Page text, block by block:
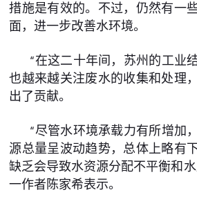
措施是有效的。不过，仍然有一
面，进一步改善水环境。
“在这二十年间，苏州的工业
也越来越关注废水的收集和处理
出了贡献。
“尽管水环境承载力有所增加
源总量呈波动趋势，总体上略有
缺乏会导致水资源分配不平衡和
一作者陈家希表示。